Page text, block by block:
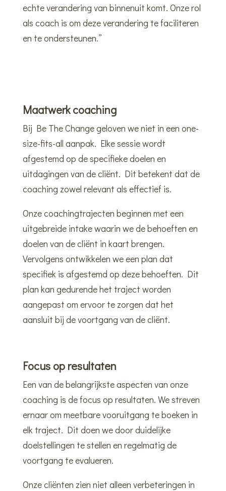
echte verandering van binnenuit komt. Onze rol
als coach is om deze verandering te faciliteren
en te ondersteunen.”
Maatwerk coaching
Bij Be The Change geloven we niet in een one-
size-fits-all aanpak. Elke sessie wordt
afgestemd op de specifieke doelen en
uitdagingen van de cliënt. Dit betekent dat de
coaching zowel relevant als effectief is.
Onze coachingtrajecten beginnen met een
uitgebreide intake waarin we de behoeften en
doelen van de cliënt in kaart brengen.
Vervolgens ontwikkelen we een plan dat
specifiek is afgestemd op deze behoeften. Dit
plan kan gedurende het traject worden
aangepast om ervoor te zorgen dat het
aansluit bij de voortgang van de cliënt.
Focus op resultaten
Een van de belangrijkste aspecten van onze
coaching is de focus op resultaten. We streven
ernaar om meetbare vooruitgang te boeken in
elk traject. Dit doen we door duidelijke
doelstellingen te stellen en regelmatig de
voortgang te evalueren.
Onze cliënten zien niet alleen verbeteringen in